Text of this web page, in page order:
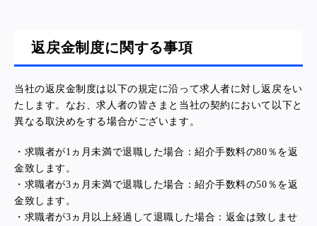
返戻金制度に関する事項
当社の返戻金制度は以下の規定に沿って求人者に対し返戻をい
たします。なお、求人者の皆さまと当社の契約において以下と
異なる取決めをする場合がございます。
・求職者が1ヵ月未満で退職した場合：紹介手数料の80％を返
金致します。
・求職者が3ヵ月未満で退職した場合：紹介手数料の50％を返
金致します。
・求職者が3ヵ月以上経過して退職した場合：返金は致しませ